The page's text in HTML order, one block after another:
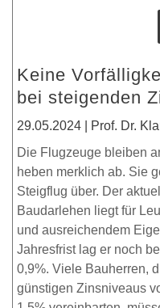
Keine
bei steigenden
29.05.2024 | Prof. Dr.
Die Flugzeuge bleiben
heben merklich ab. Sie
Steigflug über. Der
Baudarlehen liegt für
und ausreichendem
Jahresfrist lag er noch
0,9%. Viele Bauherren,
günstigen Zinsniveaus